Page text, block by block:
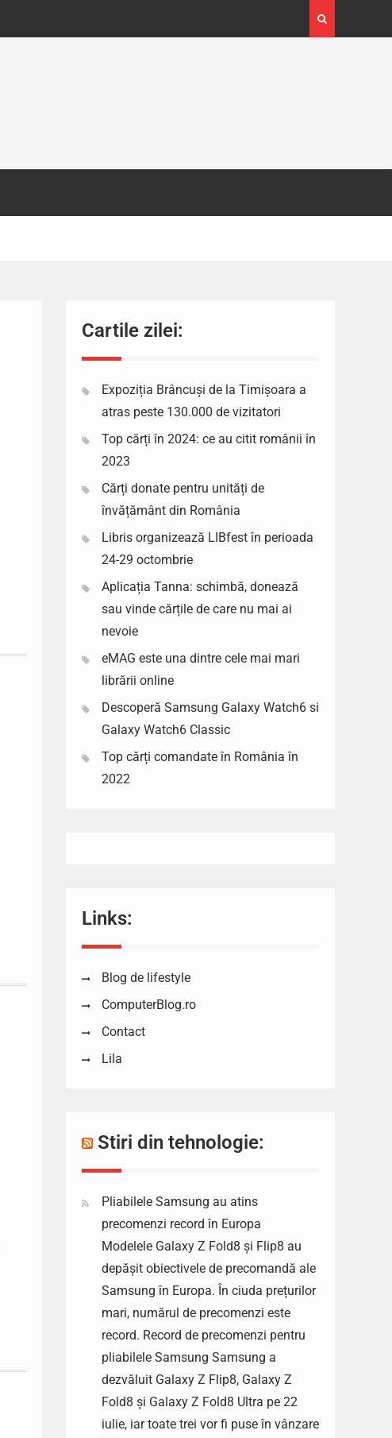
Cartile zilei:
Expoziția Brâncuși de la Timișoara a
atras peste 130.000 de vizitatori
Top cărți în 2024: ce au citit românii în
2023
Cărți donate pentru unități de
învățământ din România
Libris organizează LIBfest în perioada
24-29 octombrie
Aplicația Tanna: schimbă, donează
sau vinde cărțile de care nu mai ai
nevoie
eMAG este una dintre cele mai mari
librării online
Descoperă Samsung Galaxy Watch6 si
Galaxy Watch6 Classic
Top cărți comandate în România în
2022
Links:
Blog de lifestyle
ComputerBlog.ro
Contact
Lila
Stiri din tehnologie:
Pliabilele Samsung au atins
precomenzi record în Europa
Modelele Galaxy Z Fold8 și Flip8 au
depășit obiectivele de precomandă ale
Samsung în Europa. În ciuda prețurilor
mari, numărul de precomenzi este
record. Record de precomenzi pentru
pliabilele Samsung Samsung a
dezvăluit Galaxy Z Flip8, Galaxy Z
Fold8 și Galaxy Z Fold8 Ultra pe 22
iulie, iar toate trei vor fi puse în vânzare